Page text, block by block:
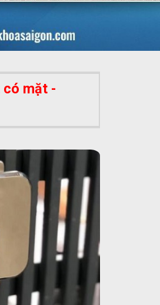
có mặt -